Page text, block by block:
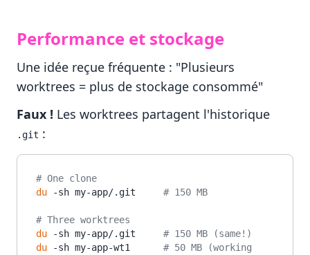
Performance et stockage
Une idée reçue fréquente : "Plusieurs
worktrees = plus de stockage consommé"
Faux ! Les worktrees partagent l'historique
.git :
# One clone
du -sh my-app/.git # 150 MB
# Three worktrees
du -sh my-app/.git # 150 MB (same!)
du -sh my-app-wt1 # 50 MB (working